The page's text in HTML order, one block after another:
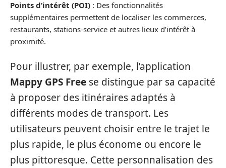
Points d’intérêt (POI) : Des fonctionnalités
supplémentaires permettent de localiser les commerces,
restaurants, stations-service et autres lieux d’intérêt à
proximité.
Pour illustrer, par exemple, l’application
Mappy GPS Free se distingue par sa capacité
à proposer des itinéraires adaptés à
différents modes de transport. Les
utilisateurs peuvent choisir entre le trajet le
plus rapide, le plus économe ou encore le
plus pittoresque. Cette personnalisation des